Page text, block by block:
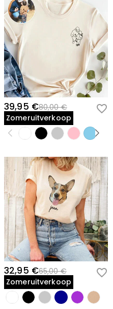
39,95 €80,00 €
Zomeruitverkoop
32,95 €65,00 €
Zomeruitverkoop